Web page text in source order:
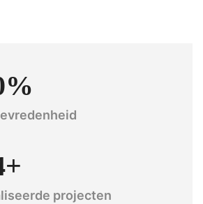
projecten